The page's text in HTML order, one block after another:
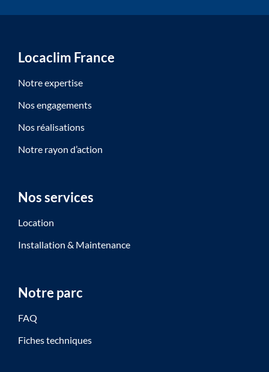
Locaclim France
Notre expertise
Nos engagements
Nos réalisations
Notre rayon d’action
Nos services
Location
Installation & Maintenance
Notre parc
FAQ
Fiches techniques